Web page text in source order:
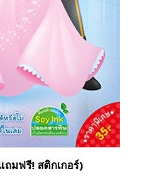
ถมฟรี! สติกเกอร์)